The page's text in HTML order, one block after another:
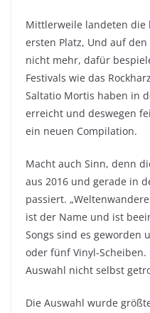
Mittlerweile landeten
ersten Platz, Und auf
nicht mehr, dafür
Festivals wie das
Saltatio Mortis haben in
erreicht und deswegen
ein neuen Compilation.
Macht auch Sinn, denn
aus 2016 und gerade in
passiert.
ist der Name und ist
Songs sind es geworden
oder fünf Vinyl-
Auswahl nicht selbst
Die Auswahl wurde